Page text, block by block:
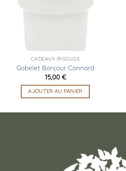
CADEAUX RIGOLOS
Gobelet Bonjour Connard
15,00 €
AJOUTER AU PANIER